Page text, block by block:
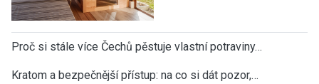
Proč si stále více Čechů pěstuje vlastní potraviny…
Kratom a bezpečnější přístup: na co si dát pozor,…